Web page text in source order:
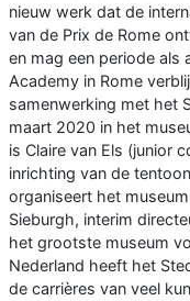
nieuw werk dat de
van de Prix de Rome
en mag een periode als
Academy in Rome
samenwerking met het
maart 2020 in het
is Claire van Els (junior
inrichting van de
organiseert het
Sieburgh, interim
het grootste museum
Nederland heeft het
de carrières van veel